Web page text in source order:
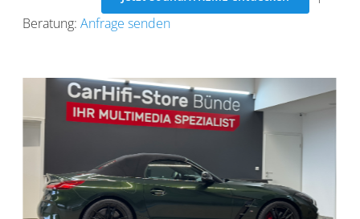
Beratung: Anfrage senden